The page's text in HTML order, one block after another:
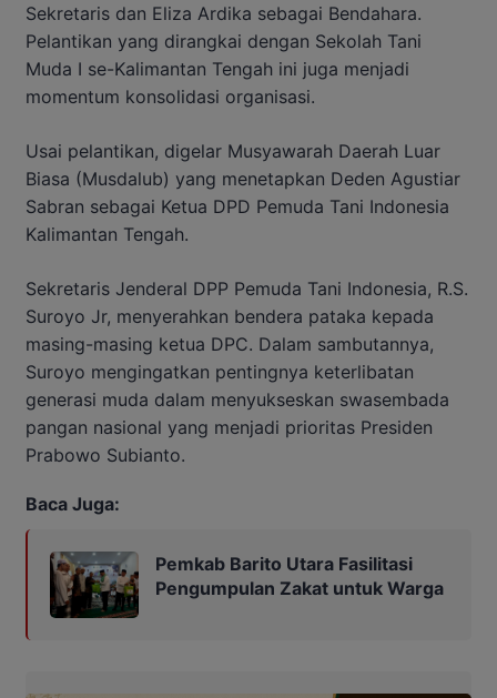
Sekretaris dan Eliza Ardika sebagai Bendahara.
Pelantikan yang dirangkai dengan Sekolah Tani
Muda I se-Kalimantan Tengah ini juga menjadi
momentum konsolidasi organisasi.
Usai pelantikan, digelar Musyawarah Daerah Luar
Biasa (Musdalub) yang menetapkan Deden Agustiar
Sabran sebagai Ketua DPD Pemuda Tani Indonesia
Kalimantan Tengah.
Sekretaris Jenderal DPP Pemuda Tani Indonesia, R.S.
Suroyo Jr, menyerahkan bendera pataka kepada
masing-masing ketua DPC. Dalam sambutannya,
Suroyo mengingatkan pentingnya keterlibatan
generasi muda dalam menyukseskan swasembada
pangan nasional yang menjadi prioritas Presiden
Prabowo Subianto.
Baca Juga:
Pemkab Barito Utara Fasilitasi
Pengumpulan Zakat untuk Warga